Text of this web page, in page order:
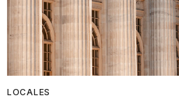
LOCALES